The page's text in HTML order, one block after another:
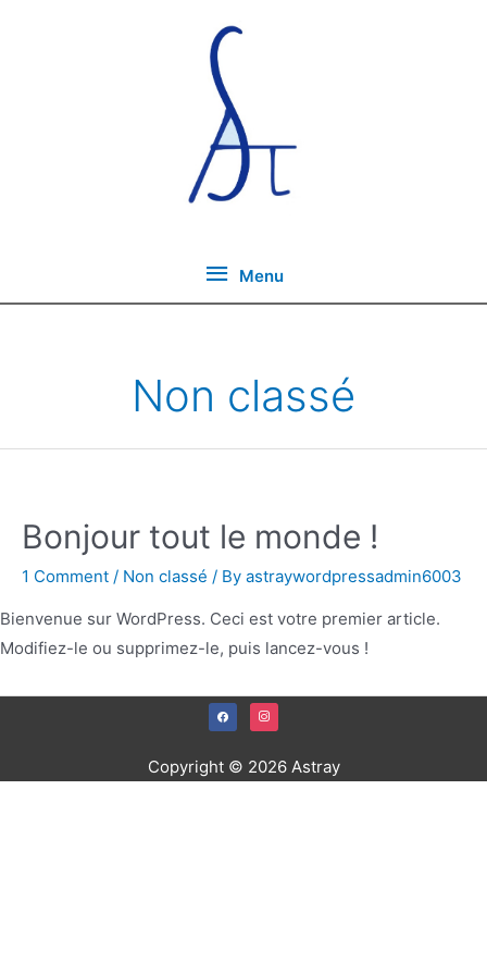
Menu
Menu
Non classé
Bonjour tout le monde !
1 Comment / Non classé / By astraywordpressadmin6003
Bienvenue sur WordPress. Ceci est votre premier article.
Modifiez-le ou supprimez-le, puis lancez-vous !
facebookinstagram
Copyright © 2026 Astray